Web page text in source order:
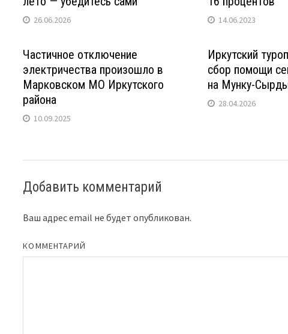
26.06.2026 14.06.2023
Частичное отключение
электричества произошло в
Марковском МО Иркутского
района
10.09.2025
Иркутский
сбор помощи
на Мунку-
28.04.2026
Добавить комментарий
Ваш адрес email не будет опубликован.
КОММЕНТАРИЙ